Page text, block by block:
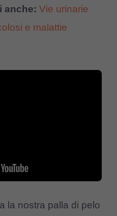
anche: Vie urinarie
e malattie
la nostra palla di pelo